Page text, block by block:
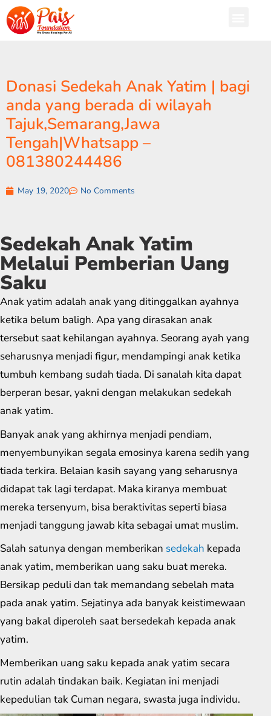
Donasi Sedekah Anak Yatim | bagi
anda yang berada di wilayah
Tajuk,Semarang,Jawa
Tengah|Whatsapp –
081380244486
May 19, 2020 No Comments
Sedekah Anak Yatim
Melalui Pemberian Uang
Saku
Anak yatim adalah anak yang ditinggalkan ayahnya
ketika belum baligh. Apa yang dirasakan anak
tersebut saat kehilangan ayahnya. Seorang ayah yang
seharusnya menjadi figur, mendampingi anak ketika
tumbuh kembang sudah tiada. Di sanalah kita dapat
berperan besar, yakni dengan melakukan sedekah
anak yatim.
Banyak anak yang akhirnya menjadi pendiam,
menyembunyikan segala emosinya karena sedih yang
tiada terkira. Belaian kasih sayang yang seharusnya
didapat tak lagi terdapat. Maka kiranya membuat
mereka tersenyum, bisa beraktivitas seperti biasa
menjadi tanggung jawab kita sebagai umat muslim.
Salah satunya dengan memberikan sedekah kepada
anak yatim, memberikan uang saku buat mereka.
Bersikap peduli dan tak memandang sebelah mata
pada anak yatim. Sejatinya ada banyak keistimewaan
yang bakal diperoleh saat bersedekah kepada anak
yatim.
Memberikan uang saku kepada anak yatim secara
rutin adalah tindakan baik. Kegiatan ini menjadi
kepedulian tak Cuman negara, swasta juga individu.